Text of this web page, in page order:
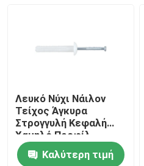
Λευκό Νύχι Νάιλον
Τείχος Άγκυρα
Στρογγυλή Κεφαλή
Χαμηλό Προφίλ
Τελεία 5MM X 25MM
Καλύτερη τιμή